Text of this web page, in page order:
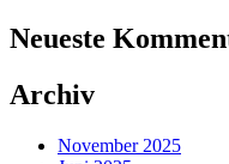
Neueste
Archiv
November 2025